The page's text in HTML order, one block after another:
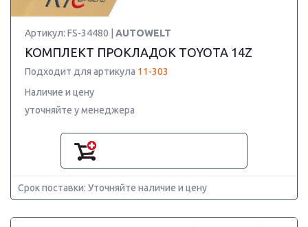
Артикул: FS-34480 | AUTOWELT
КОМПЛЕКТ ПРОКЛАДОК TOYOTA 14Z
Подходит для артикула 11-303
Наличие и цену
уточняйте у менеджера
Срок поставки: Уточняйте наличие и цену